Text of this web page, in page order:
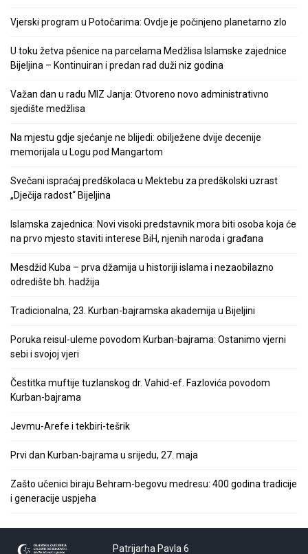
Vjerski program u Potočarima: Ovdje je počinjeno planetarno zlo
U toku žetva pšenice na parcelama Medžlisa Islamske zajednice
Bijeljina – Kontinuiran i predan rad duži niz godina
Važan dan u radu MIZ Janja: Otvoreno novo administrativno
sjedište medžlisa
Na mjestu gdje sjećanje ne blijedi: obilježene dvije decenije
memorijala u Logu pod Mangartom
Svečani ispraćaj predškolaca u Mektebu za predškolski uzrast
„Dječija radost“ Bijeljina
Islamska zajednica: Novi visoki predstavnik mora biti osoba koja će
na prvo mjesto staviti interese BiH, njenih naroda i građana
Mesdžid Kuba – prva džamija u historiji islama i nezaobilazno
odredište bh. hadžija
Tradicionalna, 23. Kurban-bajramska akademija u Bijeljini
Poruka reisul-uleme povodom Kurban-bajrama: Ostanimo vjerni
sebi i svojoj vjeri
Čestitka muftije tuzlanskog dr. Vahid-ef. Fazlovića povodom
Kurban-bajrama
Jevmu-Arefe i tekbiri-tešrik
Prvi dan Kurban-bajrama u srijedu, 27. maja
Zašto učenici biraju Behram-begovu medresu: 400 godina tradicije
i generacije uspjeha
Patrijarha Pavla 6